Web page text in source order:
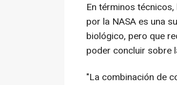
En términos
por la NASA es una
biológico, pero que
poder concluir sobre
"La combinación de